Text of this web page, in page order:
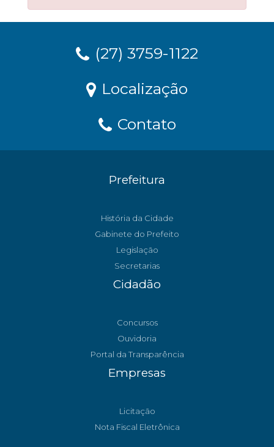
(27) 3759-1122
Localização
Contato
Prefeitura
História da Cidade
Gabinete do Prefeito
Legislação
Secretarias
Cidadão
Concursos
Ouvidoria
Portal da Transparência
Empresas
Licitação
Nota Fiscal Eletrônica